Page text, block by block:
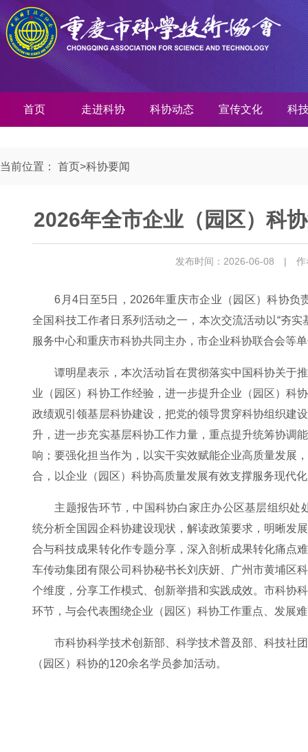
首页 走进科协 科协动态 宣传文化 科
当前位置： 首页>科协要闻
2026年全市企业（园区）科
发布时间：2026-06-08 | 作
6月4日至5日，2026年重庆市企业（园区）科协
全国科技工作者日系列活动之一，本次交流活动以“夯
服务中心和重庆市科协共同主办，市企业科协联合会等
谭明星表示，本次活动旨在贯彻落实中国科协关于
业（园区）科协工作经验，进一步提升企业（园区）科
政绩观引领基层科协建设，把党的领导贯穿科协组织建
升，进一步充实基层科协工作力量，重点提升统筹协调
响；要强化担当作为，以实干实效赋能企业高质量发展
合，以企业（园区）科协高质量发展有效支撑服务现代
主题报告环节，中国科协白家庄办公区基层组织
统分析全国园企科协建设现状，解读政策要求，明晰发
合与科技成果转化作专题分享，深入剖析成果转化痛点
车传动集团有限公司科协秘书长刘庆妍、广州市黄埔区
个维度，分享工作模式、创新举措和实践成效。市科协
环节，与会代表围绕企业（园区）科协工作重点、发展
市科协科学技术创新部、科学技术普及部、科技社
（园区）科协的120余名学员参加活动。